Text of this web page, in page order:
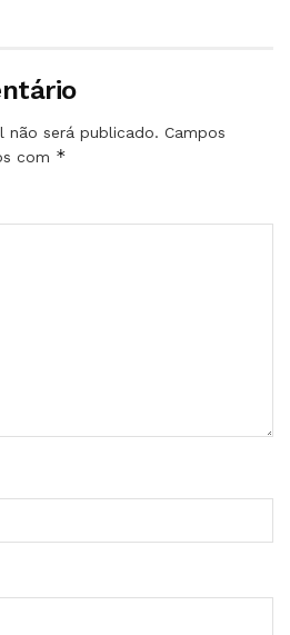
não será publicado. Campos
com *